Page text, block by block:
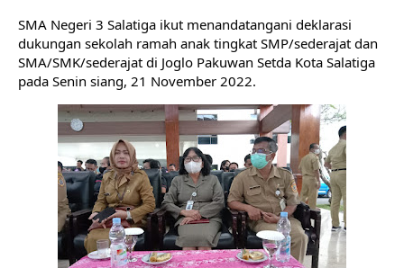
SMA Negeri 3 Salatiga ikut menandatangani deklarasi
dukungan sekolah ramah anak tingkat SMP/sederajat dan
SMA/SMK/sederajat di Joglo Pakuwan Setda Kota Salatiga
pada Senin siang, 21 November 2022.